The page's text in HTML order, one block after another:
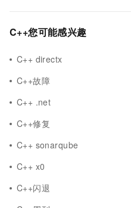
C++您可能感兴趣
C++ directx
C++故障
C++ .net
C++修复
C++ sonarqube
C++ x0
C++闪退